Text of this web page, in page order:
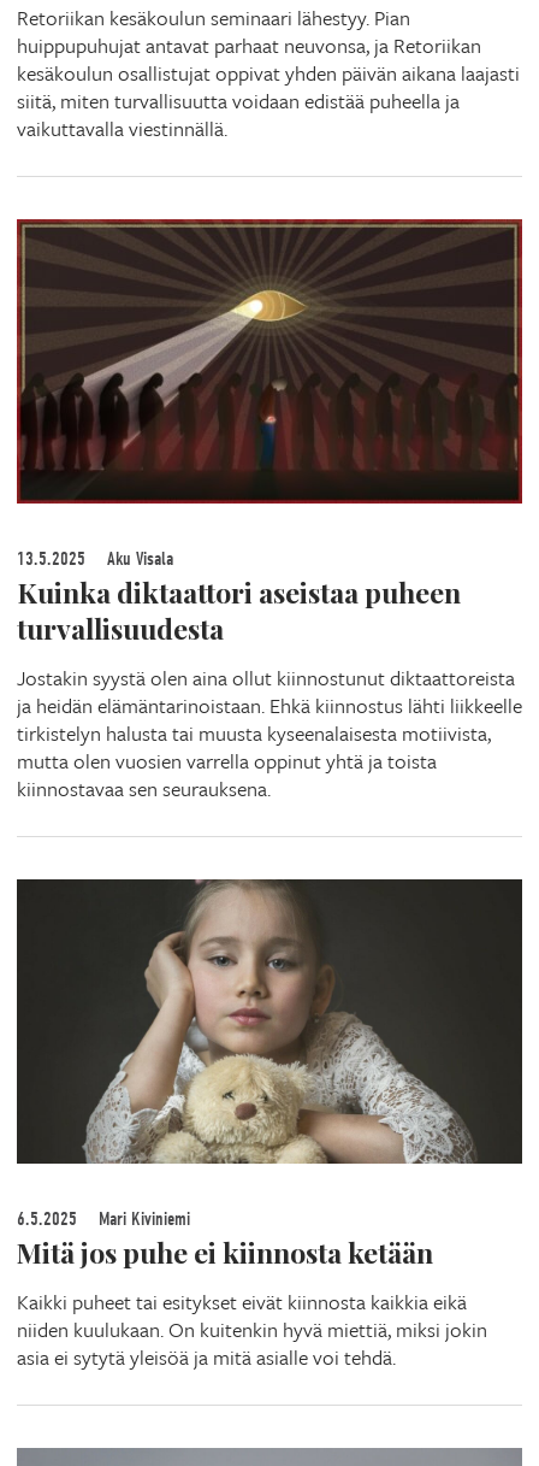
Retoriikan kesäkoulun seminaari lähestyy. Pian
huippupuhujat antavat parhaat neuvonsa, ja Retoriikan
kesäkoulun osallistujat oppivat yhden päivän aikana laajasti
siitä, miten turvallisuutta voidaan edistää puheella ja
vaikuttavalla viestinnällä.
13.5.2025 Aku Visala
Kuinka diktaattori aseistaa puheen
turvallisuudesta
Jostakin syystä olen aina ollut kiinnostunut diktaattoreista
ja heidän elämäntarinoistaan. Ehkä kiinnostus lähti liikkeelle
tirkistelyn halusta tai muusta kyseenalaisesta motiivista,
mutta olen vuosien varrella oppinut yhtä ja toista
kiinnostavaa sen seurauksena.
6.5.2025 Mari Kiviniemi
Mitä jos puhe ei kiinnosta ketään
Kaikki puheet tai esitykset eivät kiinnosta kaikkia eikä
niiden kuulukaan. On kuitenkin hyvä miettiä, miksi jokin
asia ei sytytä yleisöä ja mitä asialle voi tehdä.